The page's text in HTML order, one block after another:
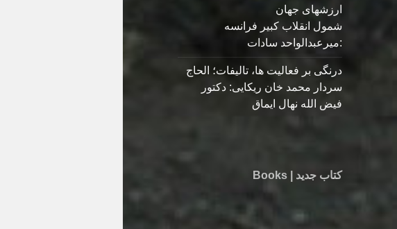
ارزشهای جهان
شمول انقلاب کبیر فرانسه
:میرعبدالواحد سادات
درنگی بر فعالیت ها، تالیفات؛ الحاج
سردار محمد خان ریکایی: دکتور
فیض الله نهال ایماق
کتاب جدید | Books